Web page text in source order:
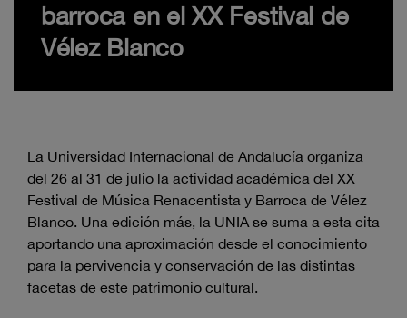
barroca en el XX Festival de
Vélez Blanco
La Universidad Internacional de Andalucía organiza
del 26 al 31 de julio la actividad académica del XX
Festival de Música Renacentista y Barroca de Vélez
Blanco. Una edición más, la UNIA se suma a esta cita
aportando una aproximación desde el conocimiento
para la pervivencia y conservación de las distintas
facetas de este patrimonio cultural.